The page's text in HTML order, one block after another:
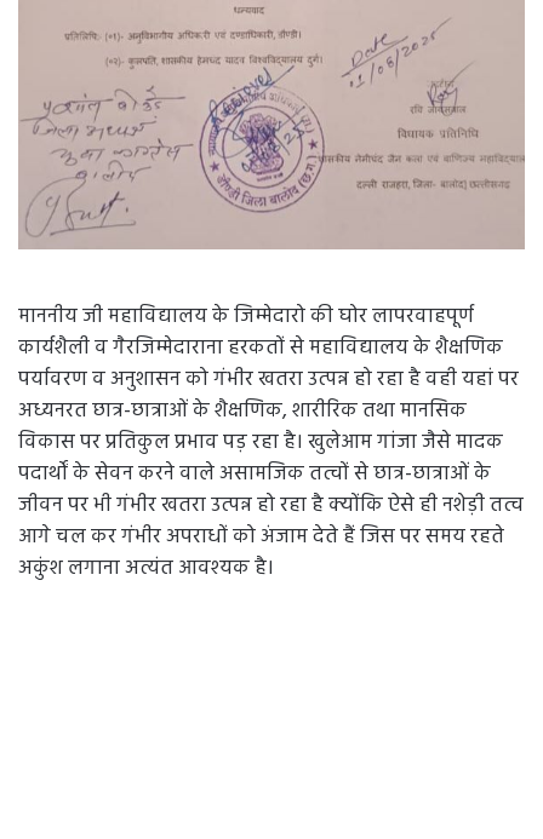
माननीय जी महाविद्यालय के जिम्मेदारो की घोर लापरवाहपूर्ण
कार्यशैली व गैरजिम्मेदाराना हरकतों से महाविद्यालय के शैक्षणिक
पर्यावरण व अनुशासन को गंभीर खतरा उत्पन्न हो रहा है वही यहां पर
अध्यनरत छात्र-छात्राओं के शैक्षणिक, शारीरिक तथा मानसिक
विकास पर प्रतिकुल प्रभाव पड़ रहा है। खुलेआम गांजा जैसे मादक
पदार्थों के सेवन करने वाले असामजिक तत्वों से छात्र-छात्राओं के
जीवन पर भी गंभीर खतरा उत्पन्न हो रहा है क्योंकि ऐसे ही नशेड़ी तत्व
आगे चल कर गंभीर अपराधों को अंजाम देते हैं जिस पर समय रहते
अकुंश लगाना अत्यंत आवश्यक है।